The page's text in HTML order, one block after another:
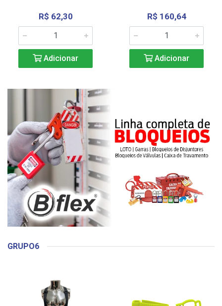
R$ 62,30
Adicionar
R$ 160,64
Adicionar
GRUPO6